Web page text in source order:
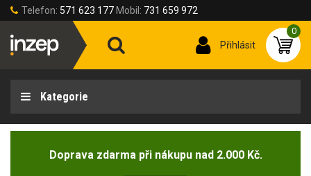
Telefon: 571 623 177 Mobil: 731 659 972
Přihlásit
0
Kategorie
Doprava zdarma při nákupu nad 2.000 Kč.